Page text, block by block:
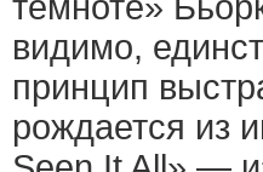
видимо,
принцип
рождается из